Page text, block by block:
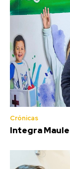
Crónicas
Integra